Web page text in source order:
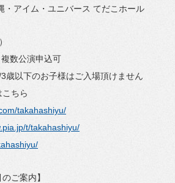
・アイム・ユニバース てだこホール
数公演申込可
歳以下のお子様はご入場頂けません
ちら
takahashiyu/
t/takahashiyu/
ご案内】